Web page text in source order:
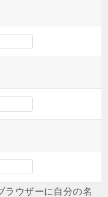
ラウザーに自分の名